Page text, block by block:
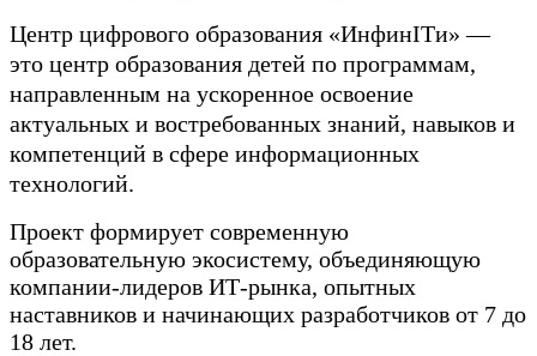
Центр цифрового образования «ИнфинITи» —
это центр образования детей по программам,
направленным на ускоренное освоение
актуальных и востребованных знаний, навыков и
компетенций в сфере информационных
технологий.
Проект формирует современную
образовательную экосистему, объединяющую
компании-лидеров ИТ-рынка, опытных
наставников и начинающих разработчиков от 7 до
18 лет.